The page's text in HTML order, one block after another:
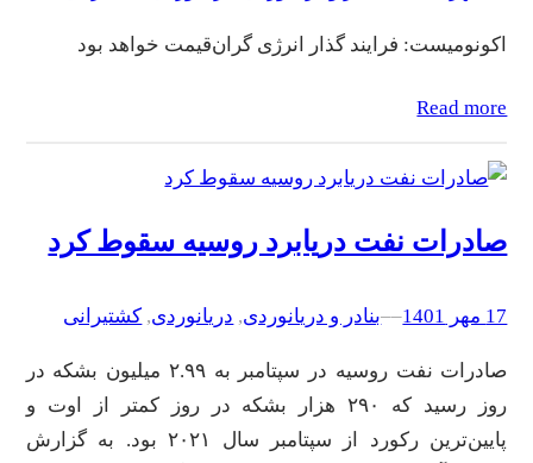
اکونومیست: فرایند گذار انرژی گران‌قیمت خواهد بود
Read more
صادرات نفت دریابرد روسیه سقوط کرد
17 مهر 1401 –
–بنادر و دریانوردی, دریانوردی, کشتیرانی
صادرات نفت روسیه در سپتامبر به ۲.۹۹ میلیون بشکه در
روز رسید که ۲۹۰ هزار بشکه در روز کمتر از اوت و
پایین‌ترین رکورد از سپتامبر سال ۲۰۲۱ بود. به گزارش